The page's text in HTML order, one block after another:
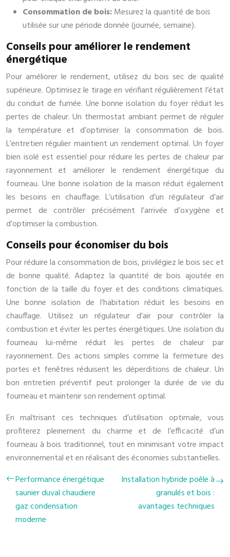
Consommation de bois:Mesurez la quantité de bois
utilisée sur une période donnée (journée, semaine).
Conseils pour améliorer le rendement
énergétique
Pour améliorer le rendement, utilisez du bois sec de qualité
supérieure. Optimisez le tirage en vérifiant régulièrement l’état
du conduit de fumée. Une bonne isolation du foyer réduit les
pertes de chaleur. Un thermostat ambiant permet de réguler
la température et d’optimiser la consommation de bois.
L’entretien régulier maintient un rendement optimal. Un foyer
bien isolé est essentiel pour réduire les pertes de chaleur par
rayonnement et améliorer le rendement énergétique du
fourneau. Une bonne isolation de la maison réduit également
les besoins en chauffage. L’utilisation d’un régulateur d’air
permet de contrôler précisément l’arrivée d’oxygène et
d’optimiser la combustion.
Conseils pour économiser du bois
Pour réduire la consommation de bois, privilégiez le bois sec et
de bonne qualité. Adaptez la quantité de bois ajoutée en
fonction de la taille du foyer et des conditions climatiques.
Une bonne isolation de l’habitation réduit les besoins en
chauffage. Utilisez un régulateur d’air pour contrôler la
combustion et éviter les pertes énergétiques. Une isolation du
fourneau lui-même réduit les pertes de chaleur par
rayonnement. Des actions simples comme la fermeture des
portes et fenêtres réduisent les déperditions de chaleur. Un
bon entretien préventif peut prolonger la durée de vie du
fourneau et maintenir son rendement optimal.
En maîtrisant ces techniques d’utilisation optimale, vous
profiterez pleinement du charme et de l’efficacité d’un
fourneau à bois traditionnel, tout en minimisant votre impact
environnemental et en réalisant des économies substantielles.
Performance énergétique
saunier duval chaudiere
gaz condensation
moderne
Installation hybride poêle à
granulés et bois :
avantages techniques